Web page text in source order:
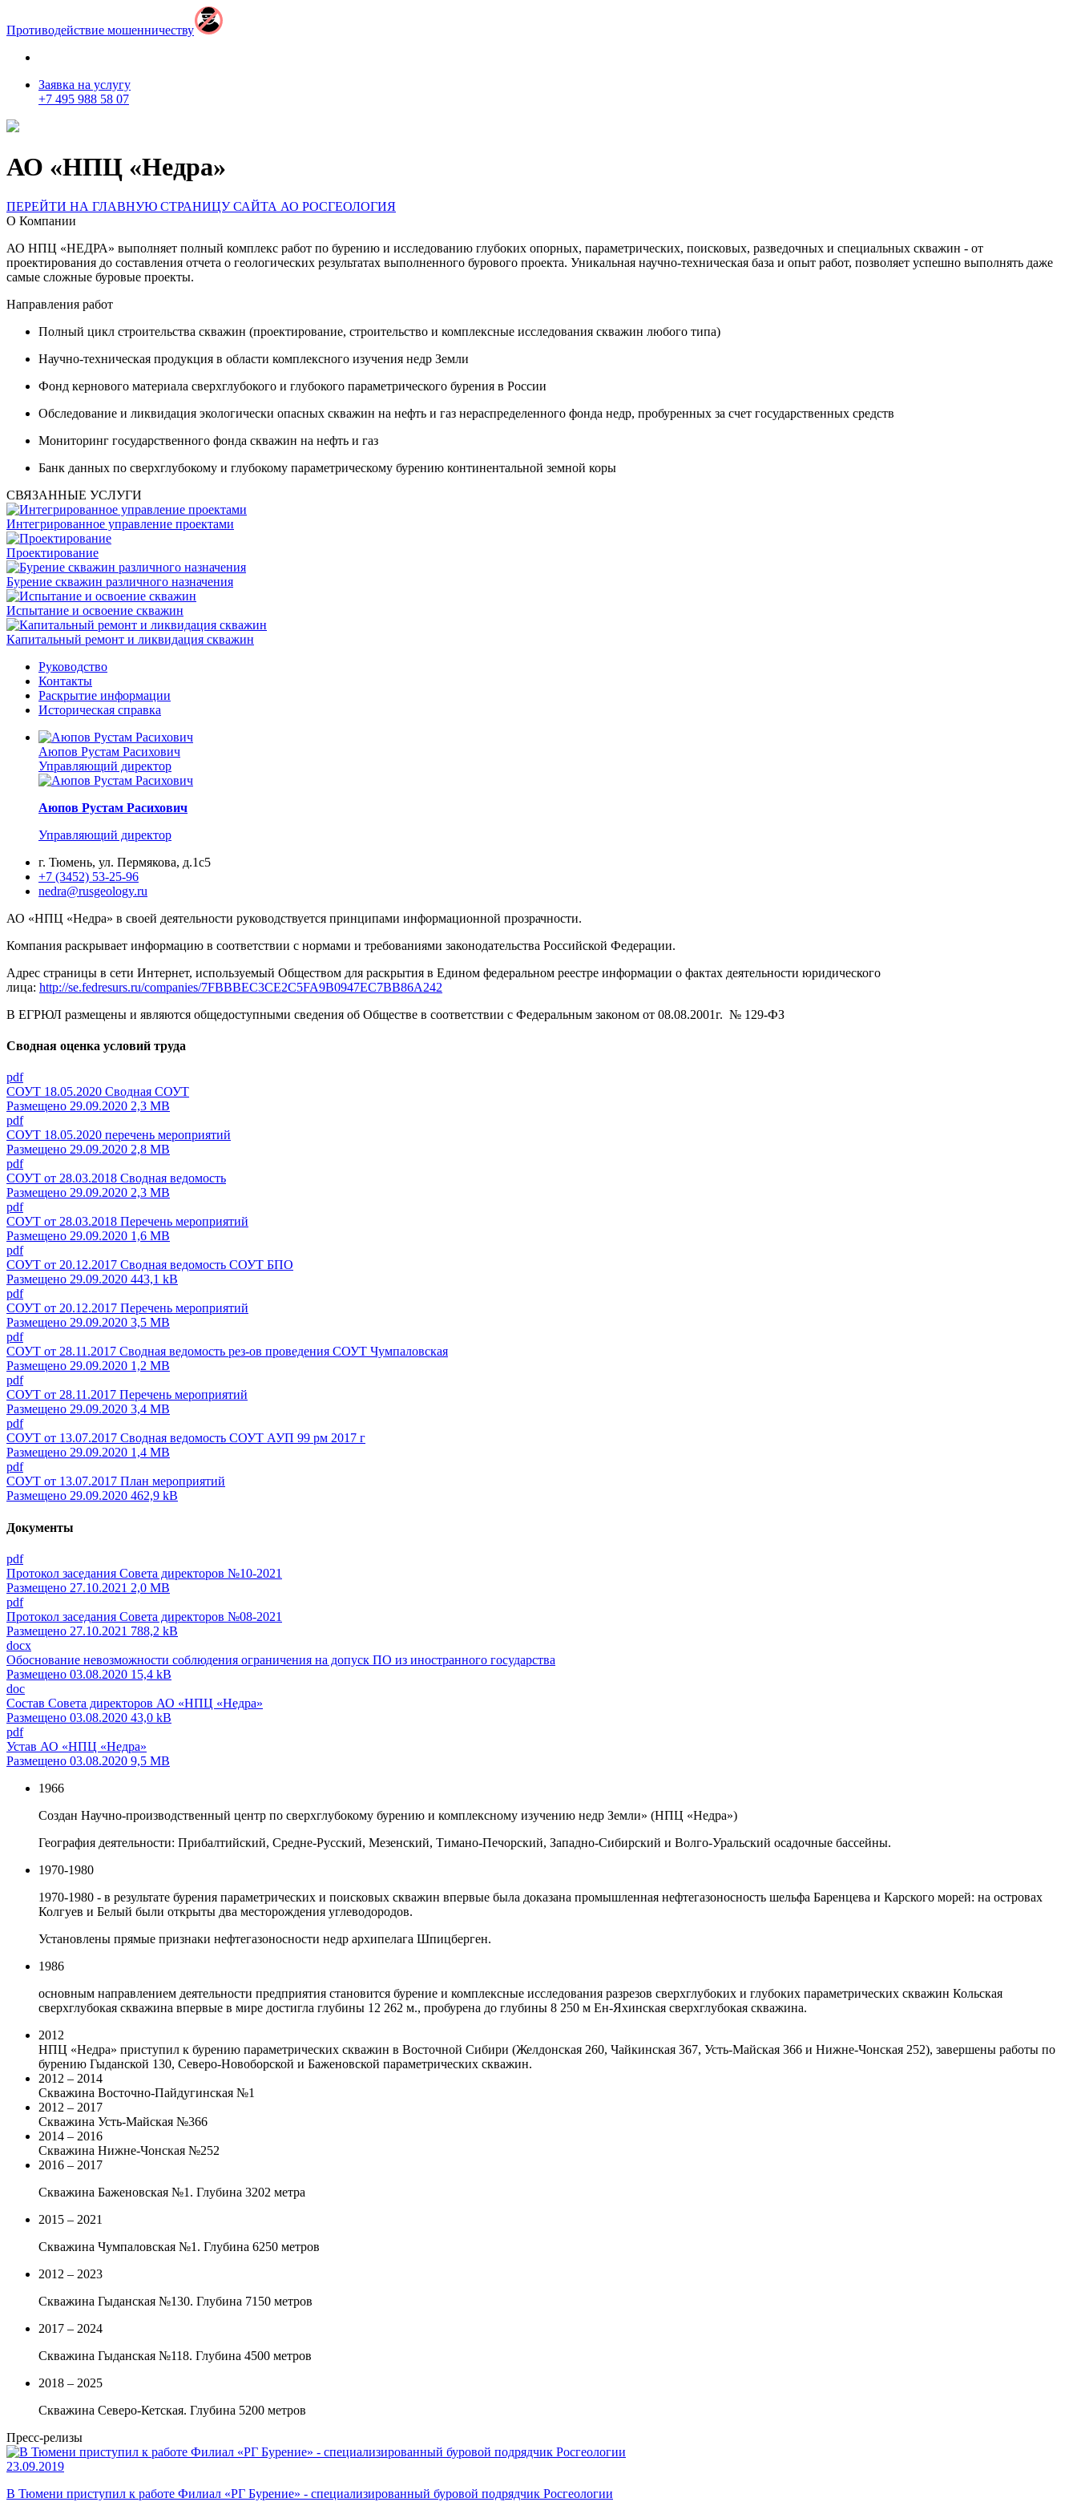
Противодействие мошенничеству
Заявка на услугу
+7 495 988 58 07
АО «НПЦ «Недра»
ПЕРЕЙТИ НА ГЛАВНУЮ СТРАНИЦУ САЙТА АО РОСГЕОЛОГИЯ
О Компании
АО НПЦ «НЕДРА» выполняет полный комплекс работ по бурению и исследованию глубоких опорных, параметрических, поисковых, разведочных и специальных скважин - от
проектирования до составления отчета о геологических результатах выполненного бурового проекта. Уникальная научно-техническая база и опыт работ, позволяет успешно выполнять даже
самые сложные буровые проекты.
Направления работ
Полный цикл строительства скважин (проектирование, строительство и комплексные исследования скважин любого типа)
Научно-техническая продукция в области комплексного изучения недр Земли
Фонд кернового материала сверхглубокого и глубокого параметрического бурения в России
Обследование и ликвидация экологически опасных скважин на нефть и газ нераспределенного фонда недр, пробуренных за счет государственных средств
Мониторинг государственного фонда скважин на нефть и газ
Банк данных по сверхглубокому и глубокому параметрическому бурению континентальной земной коры
СВЯЗАННЫЕ УСЛУГИ
Интегрированное управление проектами
Проектирование
Бурение скважин различного назначения
Испытание и освоение скважин
Капитальный ремонт и ликвидация скважин
Руководство
Контакты
Раскрытие информации
Историческая справка
Аюпов Рустам Расихович
Управляющий директор
Аюпов Рустам Расихович
Управляющий директор
г. Тюмень, ул. Пермякова, д.1с5
+7 (3452) 53-25-96
nedra@rusgeology.ru
АО «НПЦ «Недра» в своей деятельности руководствуется принципами информационной прозрачности.
Компания раскрывает информацию в соответствии с нормами и требованиями законодательства Российской Федерации.
Адрес страницы в сети Интернет, используемый Обществом для раскрытия в Едином федеральном реестре информации о фактах деятельности юридического
лица: http://se.fedresurs.ru/companies/7FBBBEC3CE2C5FA9B0947EC7BB86A242
В ЕГРЮЛ размещены и являются общедоступными сведения об Обществе в соответствии с Федеральным законом от 08.08.2001г. № 129-ФЗ
Сводная оценка условий труда
pdf
СОУТ 18.05.2020 Сводная СОУТ
Размещено 29.09.2020 2,3 MB
pdf
СОУТ 18.05.2020 перечень мероприятий
Размещено 29.09.2020 2,8 MB
pdf
СОУТ от 28.03.2018 Сводная ведомость
Размещено 29.09.2020 2,3 MB
pdf
СОУТ от 28.03.2018 Перечень мероприятий
Размещено 29.09.2020 1,6 MB
pdf
СОУТ от 20.12.2017 Сводная ведомость СОУТ БПО
Размещено 29.09.2020 443,1 kB
pdf
СОУТ от 20.12.2017 Перечень мероприятий
Размещено 29.09.2020 3,5 MB
pdf
СОУТ от 28.11.2017 Сводная ведомость рез-ов проведения СОУТ Чумпаловская
Размещено 29.09.2020 1,2 MB
pdf
СОУТ от 28.11.2017 Перечень мероприятий
Размещено 29.09.2020 3,4 MB
pdf
СОУТ от 13.07.2017 Сводная ведомость СОУТ АУП 99 рм 2017 г
Размещено 29.09.2020 1,4 MB
pdf
СОУТ от 13.07.2017 План мероприятий
Размещено 29.09.2020 462,9 kB
Документы
pdf
Протокол заседания Совета директоров №10-2021
Размещено 27.10.2021 2,0 MB
pdf
Протокол заседания Совета директоров №08-2021
Размещено 27.10.2021 788,2 kB
docx
Обоснование невозможности соблюдения ограничения на допуск ПО из иностранного государства
Размещено 03.08.2020 15,4 kB
doc
Состав Совета директоров АО «НПЦ «Недра»
Размещено 03.08.2020 43,0 kB
pdf
Устав АО «НПЦ «Недра»
Размещено 03.08.2020 9,5 MB
1966
Создан Научно-производственный центр по сверхглубокому бурению и комплексному изучению недр Земли» (НПЦ «Недра»)
География деятельности: Прибалтийский, Средне-Русский, Мезенский, Тимано-Печорский, Западно-Сибирский и Волго-Уральский осадочные бассейны.
1970-1980
1970-1980 - в результате бурения параметрических и поисковых скважин впервые была доказана промышленная нефтегазоносность шельфа Баренцева и Карского морей: на островах
Колгуев и Белый были открыты два месторождения углеводородов.
Установлены прямые признаки нефтегазоносности недр архипелага Шпицберген.
1986
основным направлением деятельности предприятия становится бурение и комплексные исследования разрезов сверхглубоких и глубоких параметрических скважин Кольская
сверхглубокая скважина впервые в мире достигла глубины 12 262 м., пробурена до глубины 8 250 м Ен-Яхинская сверхглубокая скважина.
2012
НПЦ «Недра» приступил к бурению параметрических скважин в Восточной Сибири (Желдонская 260, Чайкинская 367, Усть-Майская 366 и Нижне-Чонская 252), завершены работы по
бурению Гыданской 130, Северо-Новоборской и Баженовской параметрических скважин.
2012 – 2014
Скважина Восточно-Пайдугинская №1
2012 – 2017
Скважина Усть-Майская №366
2014 – 2016
Скважина Нижне-Чонская №252
2016 – 2017
Скважина Баженовская №1. Глубина 3202 метра
2015 – 2021
Скважина Чумпаловская №1. Глубина 6250 метров
2012 – 2023
Cкважина Гыданская №130. Глубина 7150 метров
2017 – 2024
Скважина Гыданская №118. Глубина 4500 метров
2018 – 2025
Скважина Северо-Кетская. Глубина 5200 метров
Пресс-релизы
23.09.2019
В Тюмени приступил к работе Филиал «РГ Бурение» - специализированный буровой подрядчик Росгеологии